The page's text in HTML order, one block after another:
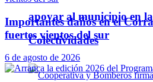
apoyar al municipio en
Colectividades
Importantes daños en el
fuertes vientos del sur
6 de agosto de 2026